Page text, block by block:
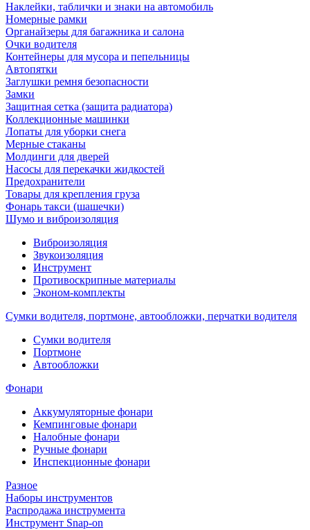
Наклейки, таблички и знаки на автомобиль
Номерные рамки
Органайзеры для багажника и салона
Очки водителя
Контейнеры для мусора и пепельницы
Автопятки
Заглушки ремня безопасности
Замки
Защитная сетка (защита радиатора)
Коллекционные машинки
Лопаты для уборки снега
Мерные стаканы
Молдинги для дверей
Насосы для перекачки жидкостей
Предохранители
Товары для крепления груза
Фонарь такси (шашечки)
Шумо и виброизоляция
Виброизоляция
Звукоизоляция
Инструмент
Противоскрипные материалы
Эконом-комплекты
Сумки водителя, портмоне, автообложки, перчатки водителя
Cумки водителя
Портмоне
Автообложки
Фонари
Аккумуляторные фонари
Кемпинговые фонари
Налобные фонари
Ручные фонари
Инспекционные фонари
Разное
Наборы инструментов
Распродажа инструмента
Инструмент Snap-on